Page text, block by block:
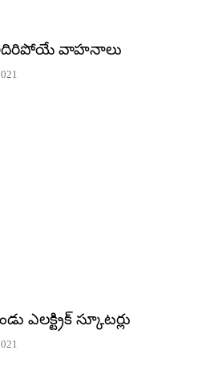
అదిరిపోయే వాహ‌నాలు
ఎలక్ట్రిక్ స్కూటర్లు